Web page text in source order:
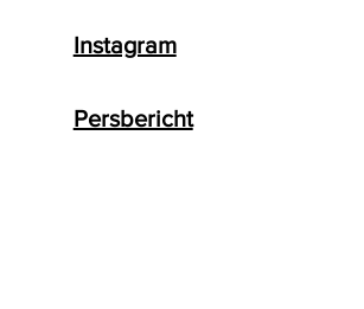
Instagram
Persbericht